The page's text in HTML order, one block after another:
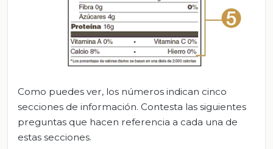
Como puedes ver, los números indican cinco
secciones de información. Contesta las siguientes
preguntas que hacen referencia a cada una de
estas secciones.